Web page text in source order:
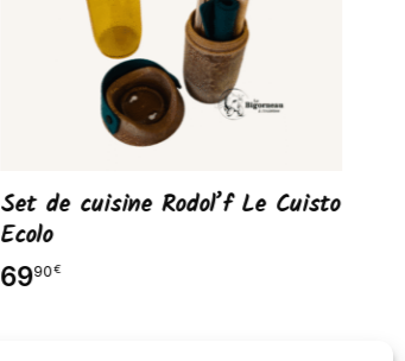
Set de cuisine Rodol’f Le Cuisto
Ecolo
6990€